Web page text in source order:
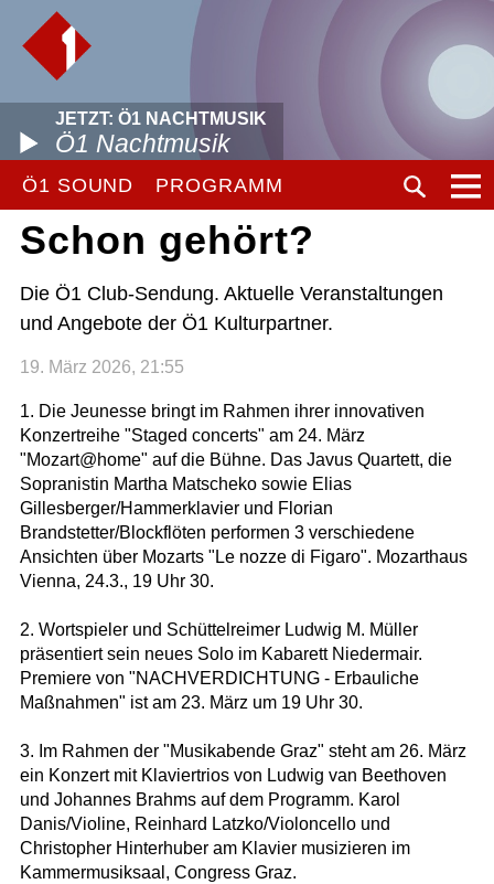
JETZT: Ö1 NACHTMUSIK
Ö1 Nachtmusik
Ö1 SOUND PROGRAMM
Schon gehört?
Die Ö1 Club-Sendung. Aktuelle Veranstaltungen
und Angebote der Ö1 Kulturpartner.
19. März 2026, 21:55
1. Die Jeunesse bringt im Rahmen ihrer innovativen
Konzertreihe "Staged concerts" am 24. März
"Mozart@home" auf die Bühne. Das Javus Quartett, die
Sopranistin Martha Matscheko sowie Elias
Gillesberger/Hammerklavier und Florian
Brandstetter/Blockflöten performen 3 verschiedene
Ansichten über Mozarts "Le nozze di Figaro". Mozarthaus
Vienna, 24.3., 19 Uhr 30.
2. Wortspieler und Schüttelreimer Ludwig M. Müller
präsentiert sein neues Solo im Kabarett Niedermair.
Premiere von "NACHVERDICHTUNG - Erbauliche
Maßnahmen" ist am 23. März um 19 Uhr 30.
3. Im Rahmen der "Musikabende Graz" steht am 26. März
ein Konzert mit Klaviertrios von Ludwig van Beethoven
und Johannes Brahms auf dem Programm. Karol
Danis/Violine, Reinhard Latzko/Violoncello und
Christopher Hinterhuber am Klavier musizieren im
Kammermusiksaal, Congress Graz.